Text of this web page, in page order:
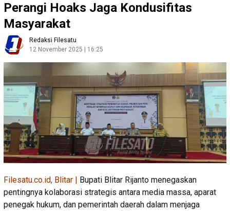
Perangi Hoaks Jaga Kondusifitas
Masyarakat
Redaksi Filesatu
12 November 2025 | 16:25
Filesatu.co.id, Blitar | Bupati Blitar Rijanto menegaskan
pentingnya kolaborasi strategis antara media massa, aparat
penegak hukum, dan pemerintah daerah dalam menjaga